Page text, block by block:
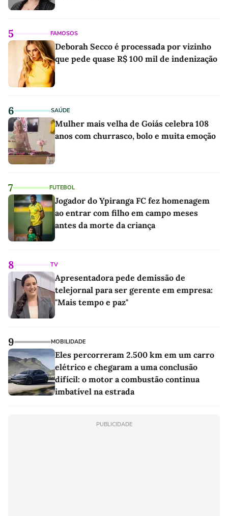
5 FAMOSOS
Deborah Secco é processada por vizinho
que pede quase R$ 100 mil de indenização
6 SAÚDE
Mulher mais velha de Goiás celebra 108
anos com churrasco, bolo e muita emoção
7 FUTEBOL
Jogador do Ypiranga FC fez homenagem
ao entrar com filho em campo meses
antes da morte da criança
8 TV
Apresentadora pede demissão de
telejornal para ser gerente em empresa:
"Mais tempo e paz"
9 MOBILIDADE
Eles percorreram 2.500 km em um carro
elétrico e chegaram a uma conclusão
difícil: o motor a combustão continua
imbatível na estrada
PUBLICIDADE